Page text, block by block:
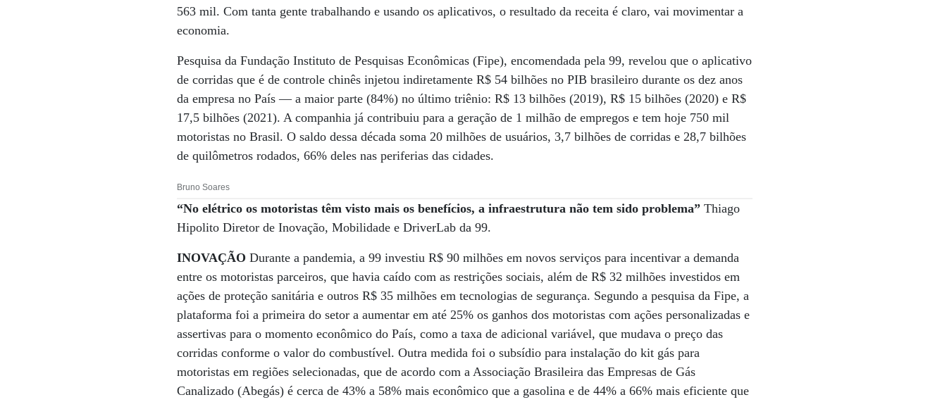
563 mil. Com tanta gente trabalhando e usando os aplicativos, o resultado da receita é claro, vai movimentar a
economia.
Pesquisa da Fundação Instituto de Pesquisas Econômicas (Fipe), encomendada pela 99, revelou que o aplicativo
de corridas que é de controle chinês injetou indiretamente R$ 54 bilhões no PIB brasileiro durante os dez anos
da empresa no País ­— a maior parte (84%) no último triênio: R$ 13 bilhões (2019), R$ 15 bilhões (2020) e R$
17,5 bilhões (2021). A companhia já contribuiu para a geração de 1 milhão de empregos e tem hoje 750 mil
motoristas no Brasil. O saldo dessa década soma 20 milhões de usuários, 3,7 bilhões de corridas e 28,7 bilhões
de quilômetros rodados, 66% deles nas periferias das cidades.
Bruno Soares
“No elétrico os motoristas têm visto mais os benefícios, a infraestrutura não tem sido problema” Thiago
Hipolito Diretor de Inovação, Mobilidade e DriverLab da 99.
INOVAÇÃO Durante a pandemia, a 99 investiu R$ 90 milhões em novos serviços para incentivar a demanda
entre os motoristas parceiros, que havia caído com as restrições sociais, além de R$ 32 milhões investidos em
ações de proteção sanitária e outros R$ 35 milhões em tecnologias de segurança. Segundo a pesquisa da Fipe, a
plataforma foi a primeira do setor a aumentar em até 25% os ganhos dos motoristas com ações personalizadas e
assertivas para o momento econômico do País, como a taxa de adicional variável, que mudava o preço das
corridas conforme o valor do combustível. Outra medida foi o subsídio para instalação do kit gás para
motoristas em regiões selecionadas, que de acordo com a Associação Brasileira das Empresas de Gás
Canalizado (Abegás) é cerca de 43% a 58% mais econômico que a gasolina e de 44% a 66% mais eficiente que